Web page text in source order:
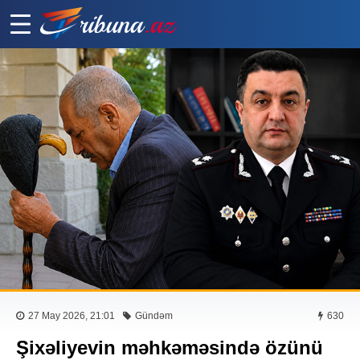
27 May 2026, 21:01 Gündəm 630
Şixəliyevin məhkəməsində özünü